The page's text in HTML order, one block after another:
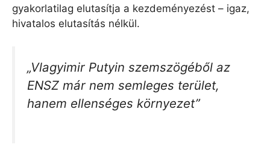
gyakorlatilag elutasítja a kezdeményezést – igaz,
hivatalos elutasítás nélkül.
„Vlagyimir Putyin szemszögéből az
ENSZ már nem semleges terület,
hanem ellenséges környezet”